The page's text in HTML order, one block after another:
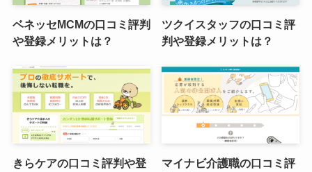
ベネッセMCMの口コミ評判
や登録メリットは？
ツクイスタッフの口コミ評
判や登録メリットは？
きらケアの口コミ評判や登
マイナビ介護職の口コミ評